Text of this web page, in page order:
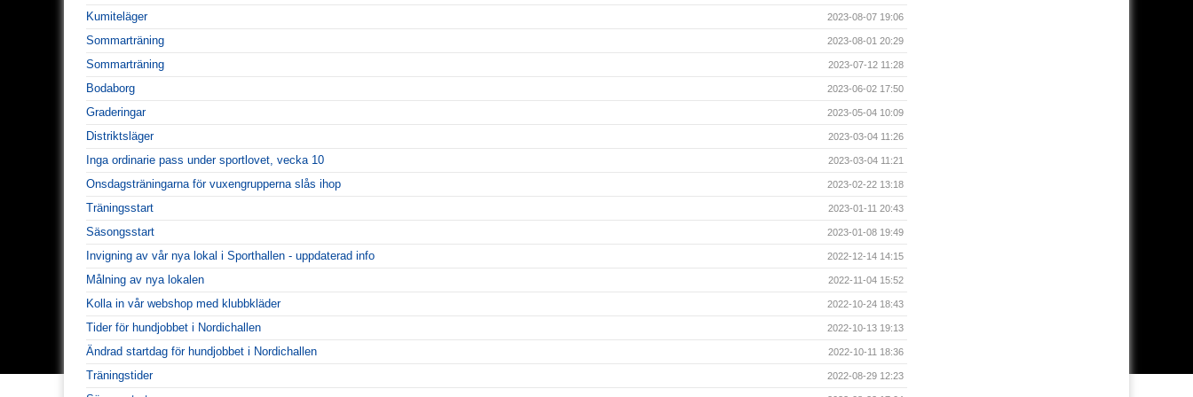
Kumiteläger 2023-08-07 19:06
Sommarträning 2023-08-01 20:29
Sommarträning 2023-07-12 11:28
Bodaborg 2023-06-02 17:50
Graderingar 2023-05-04 10:09
Distriktsläger 2023-03-04 11:26
Inga ordinarie pass under sportlovet, vecka 10 2023-03-04 11:21
Onsdagsträningarna för vuxengrupperna slås ihop 2023-02-22 13:18
Träningsstart 2023-01-11 20:43
Säsongsstart 2023-01-08 19:49
Invigning av vår nya lokal i Sporthallen - uppdaterad info 2022-12-14 14:15
Målning av nya lokalen 2022-11-04 15:52
Kolla in vår webshop med klubbkläder 2022-10-24 18:43
Tider för hundjobbet i Nordichallen 2022-10-13 19:13
Ändrad startdag för hundjobbet i Nordichallen 2022-10-11 18:36
Träningstider 2022-08-29 12:23